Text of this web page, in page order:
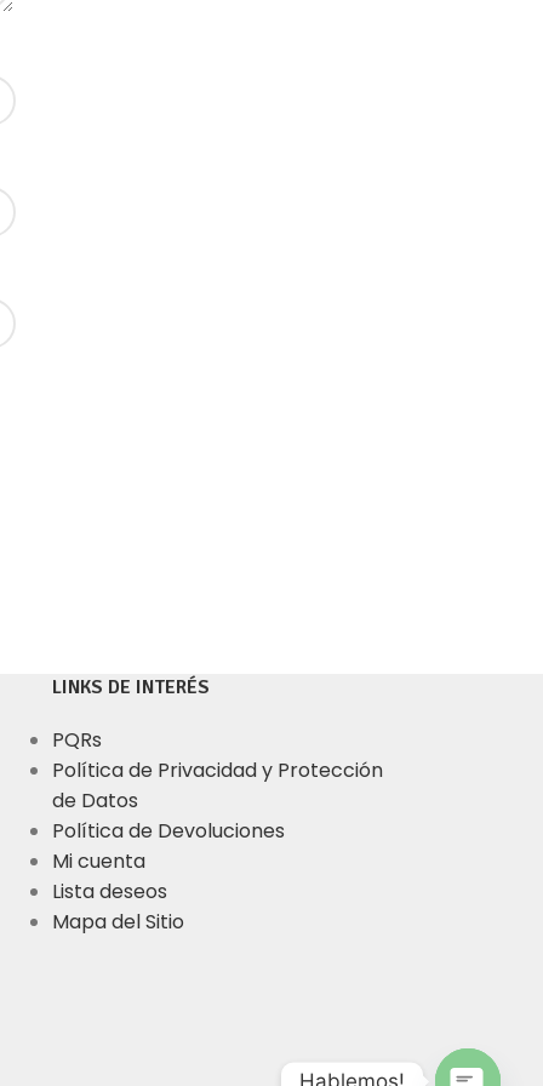
LINKS DE INTERÉS
PQRs
Política de Privacidad y Protección
de Datos
Política de Devoluciones
Mi cuenta
Lista deseos
Mapa del Sitio
Hablemos!